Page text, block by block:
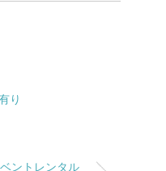
り
ントレンタル